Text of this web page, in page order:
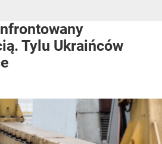
Tylu Ukraińców